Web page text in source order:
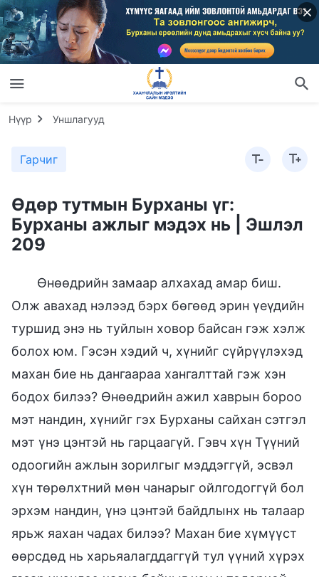
Нүүр Уншлагууд
Гарчиг
Өдөр тутмын Бурханы үг:
Бурханы ажлыг мэдэх нь | Эшлэл
209
Өнөөдрийн замаар алхахад амар биш.
Олж авахад нэлээд бэрх бөгөөд эрин үеүдийн
туршид энэ нь туйлын ховор байсан гэж хэлж
болох юм. Гэсэн хэдий ч, хүнийг сүйрүүлэхэд
махан бие нь дангаараа хангалттай гэж хэн
бодох билээ? Өнөөдрийн ажил хаврын бороо
мэт нандин, хүнийг гэх Бурханы сайхан сэтгэл
мэт үнэ цэнтэй нь гарцаагүй. Гэвч хүн Түүний
одоогийн ажлын зорилгыг мэддэггүй, эсвэл
хүн төрөлхтний мөн чанарыг ойлгодоггүй бол
эрхэм нандин, үнэ цэнтэй байдлынх нь талаар
ярьж яахан чадах билээ? Махан бие хүмүүст
өөрсдөд нь харьяалагддаггүй тул үүний хүрэх